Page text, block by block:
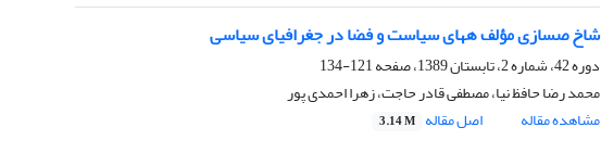
شاخ صسازی مؤلف ههای سیاست و فضا در جغرافیای سیاسی
دوره 42، شماره 2، تابستان 1389، صفحه
121-134
محمد رضا حافظ نیا، مصطفی قادر حاجت، زهرا احمدی پور
مشاهده مقاله
اصل مقاله 3.14 M